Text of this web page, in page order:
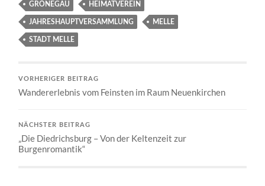
GRÖNEGAU HEIMATVEREIN
JAHRESHAUPTVERSAMMLUNG MELLE
STADT MELLE
VORHERIGER BEITRAG
Wandererlebnis vom Feinsten im Raum Neuenkirchen
NÄCHSTER BEITRAG
„Die Diedrichsburg – Von der Keltenzeit zur
Burgenromantik“